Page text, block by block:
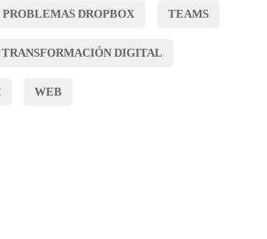
DROPBOX TEAMS
TRANSFORMACIÓN DIGITAL
WEB